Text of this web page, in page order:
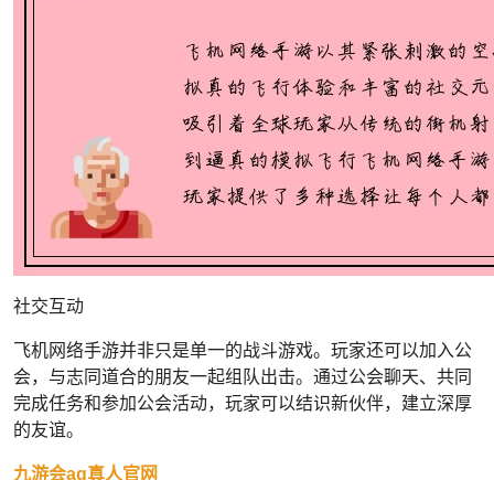
社交互动
飞机网络手游并非只是单一的战斗游戏。玩家还可以加入公
会，与志同道合的朋友一起组队出击。通过公会聊天、共同
完成任务和参加公会活动，玩家可以结识新伙伴，建立深厚
的友谊。
九游会ag真人官网